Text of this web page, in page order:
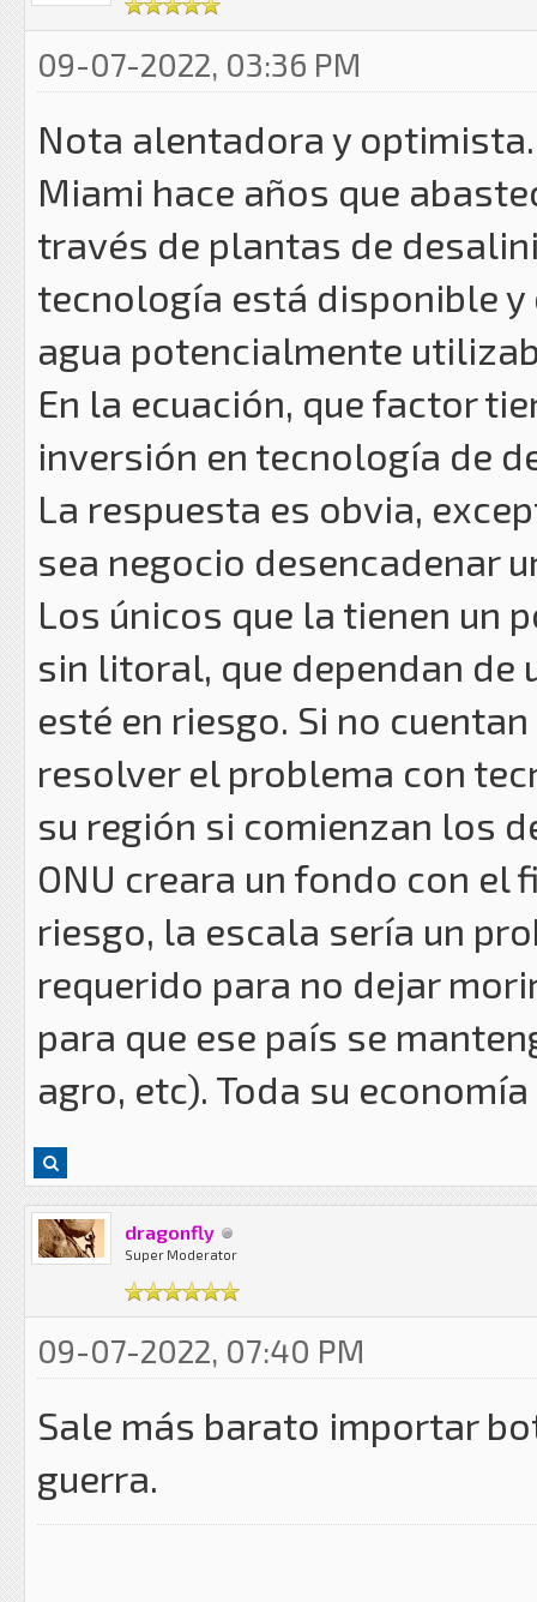
09-07-2022, 03:36 PM
Nota alentadora y
Miami hace años que
través de plantas de
tecnología está disponible
agua potencialmente
En la ecuación, que factor
inversión en tecnología de
La respuesta es obvia,
sea negocio desencadenar
Los únicos que la tienen un
sin litoral, que dependan de
esté en riesgo. Si no
resolver el problema con
su región si comienzan los
ONU creara un fondo con el
riesgo, la escala sería un
requerido para no dejar
para que ese país se
agro, etc). Toda su
dragonfly
Super Moderator
09-07-2022, 07:40 PM
Sale más barato importar
guerra.